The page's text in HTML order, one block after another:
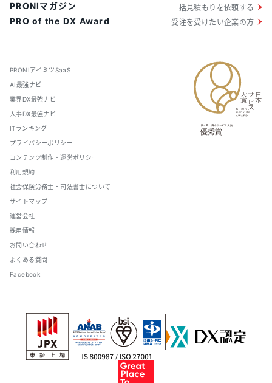
PRONIアイミツSaaS
AI最強ナビ
業界DX最強ナビ
人事DX最強ナビ
ITランキング
プライバシーポリシー
コンテンツ制作・運営ポリシー
利用規約
社会保険労務士・司法書士について
サイトマップ
運営会社
採用情報
お問い合わせ
よくある質問
Facebook
PRONIマガジン
PRO of the DX Award
一括見積もりを依頼する
受注を受けたい企業の方